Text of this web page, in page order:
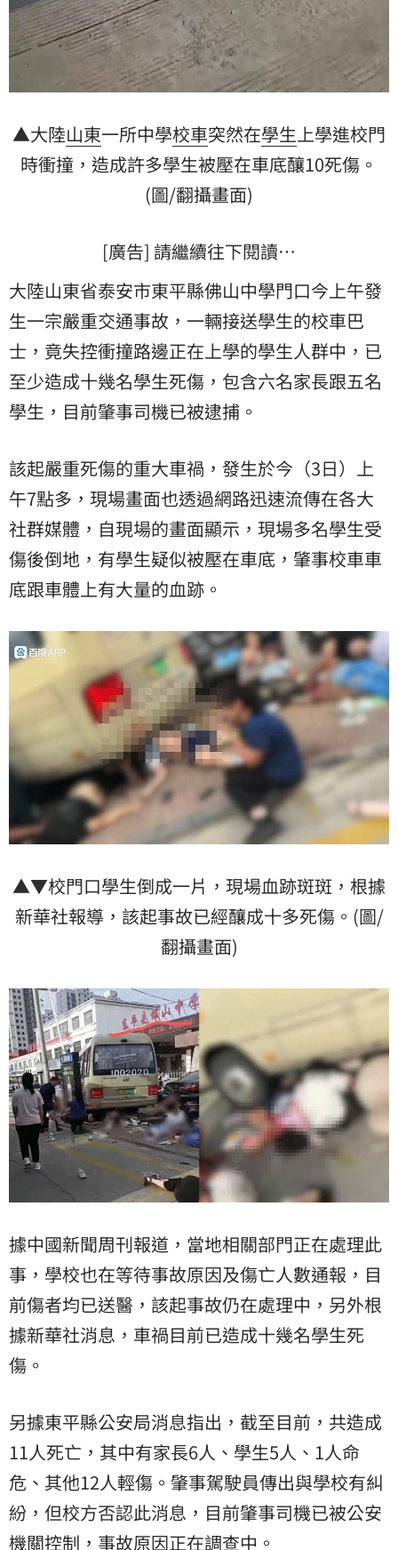
▲大陸山東一所中學校車突然在學生 上學進校門
時衝撞，造成許多學生被壓在車底釀10死傷。
(圖/翻攝畫面)
[廣告] 請繼續往下閱讀…
大陸山東省泰安市東平縣佛山中學門口今上午發
生一宗嚴重交通事故，一輛接送學生的校車巴
士，竟失控衝撞路邊正在上學的學生人群中，已
至少造成十幾名學生死傷，包含六名家長跟五名
學生，目前肇事司機已被逮捕。
該起嚴重死傷的重大車禍，發生於今（3日）上
午7點多，現場畫面也透過網路迅速流傳在各大
社群媒體，自現場的畫面顯示，現場多名學生受
傷後倒地，有學生疑似被壓在車底，肇事校車車
底跟車體上有大量的血跡。
▲▼校門口學生倒成一片，現場血跡斑斑，根據
新華社報導，該起事故已經釀成十多死傷。(圖/
翻攝畫面)
據中國新聞周刊報道，當地相關部門正在處理此
事，學校也在等待事故原因及傷亡人數通報，目
前傷者均已送醫，該起事故仍在處理中，另外根
據新華社消息，車禍目前已造成十幾名學生死
傷。
另據東平縣公安局消息指出，截至目前，共造成
11人死亡，其中有家長6人、學生5人、1人命
危、其他12人輕傷。肇事駕駛員傳出與學校有糾
紛，但校方否認此消息，目前肇事司機已被公安
機關控制，事故原因正在調查中。